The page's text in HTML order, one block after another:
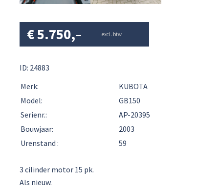
€5.750,– excl. btw
ID: 24883
Merk:
KUBOTA
Model:
GB150
Serienr.:
AP-20395
Bouwjaar:
2003
Urenstand :
59
3 cilinder motor 15 pk.
Als nieuw.